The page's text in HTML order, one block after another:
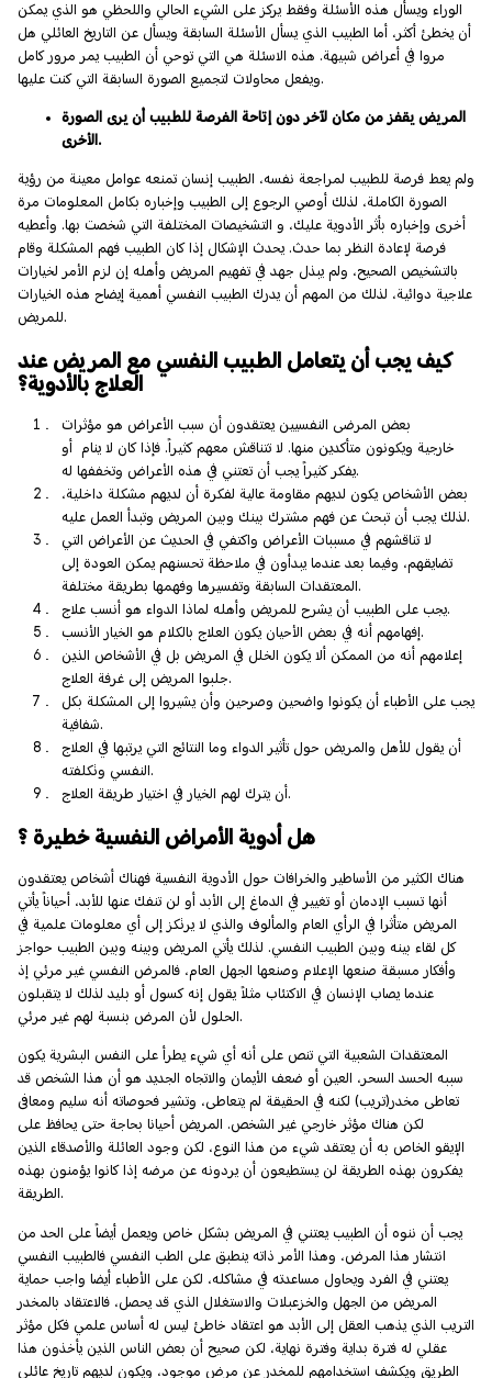
الوراء ويسأل هذه الأسئلة وفقط يركز على الشيء الحالي واللحظي هو الذي يمكن
أن يخطئ أكثر، أما الطبيب الذي يسأل الأسئلة السابقة ويسأل عن التاريخ العائلي هل
مروا في أعراض شبيهة. هذه الاسئلة هي التي توحي أن الطبيب يمر مرور كامل
ويفعل محاولات لتجميع الصورة السابقة التي كنت عليها.
المريض يقفز من مكان لآخر دون إتاحة الفرصة للطبيب أن يرى الصورة
الأخرى.
ولم يعط فرصة للطبيب لمراجعة نفسه، الطبيب إنسان تمنعه عوامل معينة من رؤية
الصورة الكاملة، لذلك أوصي الرجوع إلى الطبيب وإخباره بكامل المعلومات مرة
أخرى وإخباره بأثر الأدوية عليك، و التشخيصات المختلفة التي شخصت بها. وأعطيه
فرصة لإعادة النظر بما حدث. يحدث الإشكال إذا كان الطبيب فهم المشكلة وقام
بالتشخيص الصحيح، ولم يبذل جهد في تفهيم المريض وأهله إن لزم الأمر لخيارات
علاجية دوائية، لذلك من المهم أن يدرك الطبيب النفسي أهمية إيضاح هذه الخيارات
للمريض.
كيف يجب أن يتعامل الطبيب النفسي مع المريض عند
العلاج بالأدوية؟
بعض المرضى النفسيين يعتقدون أن سبب الأعراض هو مؤثرات
خارجية ويكونون متأكدين منها. لا تتناقش معهم كثيراً. فإذا كان لا ينام أو
يفكر كثيراً يجب أن تعتني في هذه الأعراض وتخففها له.
بعض الأشخاص يكون لديهم مقاومة عالية لفكرة أن لديهم مشكلة داخلية،
لذلك يجب أن تبحث عن فهم مشترك بينك وبين المريض وتبدأ العمل عليه.
لا تناقشهم في مسببات الأعراض واكتفي في الحديث عن الأعراض التي
تضايقهم، وفيما بعد عندما يبدأون في ملاحظة تحسنهم يمكن العودة إلى
المعتقدات السابقة وتفسيرها وفهمها بطريقة مختلفة.
يجب على الطبيب أن يشرح للمريض وأهله لماذا الدواء هو أنسب علاج.
إفهامهم أنه في بعض الأحيان يكون العلاج بالكلام هو الخيار الأنسب.
إعلامهم أنه من الممكن ألا يكون الخلل في المريض بل في الأشخاص الذين
جلبوا المريض إلى غرفة العلاج.
يجب على الأطباء أن يكونوا واضحين وصرحين وأن يشيروا إلى المشكلة بكل
شفافية.
أن يقول للأهل والمريض حول تأثير الدواء وما النتائج التي يرتبها في العلاج
النفسي وتكلفته.
أن يترك لهم الخيار في اختيار طريقة العلاج.
هل أدوية الأمراض النفسية خطيرة ؟
هناك الكثير من الأساطير والخرافات حول الأدوية النفسية فهناك أشخاص يعتقدون
أنها تسبب الإدمان أو تغيير في الدماغ إلى الأبد أو لن تنفك عنها للأبد، أحياناً يأتي
المريض متأثرا في الرأي العام والمألوف والذي لا يرتكز إلى أي معلومات علمية في
كل لقاء بينه وبين الطبيب النفسي. لذلك يأتي المريض وبينه وبين الطبيب حواجز
وأفكار مسبقة صنعها الإعلام وصنعها الجهل العام، فالمرض النفسي غير مرئي إذ
عندما يصاب الإنسان في الاكتئاب مثلاً يقول إنه كسول أو بليد لذلك لا يتقبلون
الحلول لأن المرض بنسبة لهم غير مرئي.
المعتقدات الشعبية التي تنص على أنه أي شيء يطرأ على النفس البشرية يكون
سببه الحسد السحر، العين أو ضعف الأيمان والاتجاه الجديد هو أن هذا الشخص قد
تعاطى مخدر(تريب) لكنه في الحقيقة لم يتعاطى، وتشير فحوصاته أنه سليم ومعافى
لكن هناك مؤثر خارجي غير الشخص. المريض أحيانا بحاجة حتى يحافظ على
الإيقو الخاص به أن يعتقد شيء من هذا النوع، لكن وجود العائلة والأصدقاء الذين
يفكرون بهذه الطريقة لن يستطيعون أن يردونه عن مرضه إذا كانوا يؤمنون بهذه
الطريقة.
يجب أن ننوه أن الطبيب يعتني في المريض بشكل خاص ويعمل أيضاً على الحد من
انتشار هذا المرض، وهذا الأمر ذاته ينطبق على الطب النفسي فالطبيب النفسي
يعتني في الفرد ويحاول مساعدته في مشاكله، لكن على الأطباء أيضا واجب حماية
المريض من الجهل والخزعبلات والاستغلال الذي قد يحصل، فالاعتقاد بالمخدر
التريب الذي يذهب العقل إلى الأبد هو اعتقاد خاطئ ليس له أساس علمي فكل مؤثر
عقلي له فترة بداية وفترة نهاية، لكن صحيح أن بعض الناس الذين يأخذون هذا
الطريق ويكشف استخدامهم للمخدر عن مرض موجود، ويكون لديهم تاريخ عائلي